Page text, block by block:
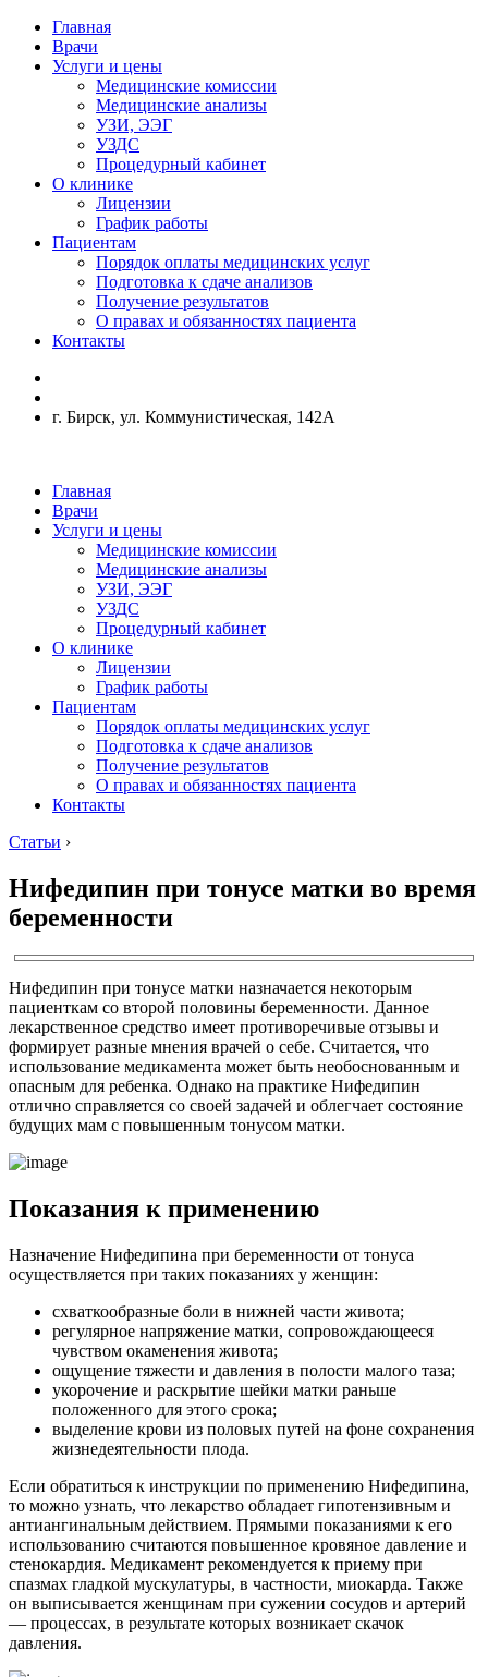
Главная
Врачи
Услуги и цены
Медицинские комиссии
Медицинские анализы
УЗИ, ЭЭГ
УЗДС
Процедурный кабинет
О клинике
Лицензии
График работы
Пациентам
Порядок оплаты медицинских услуг
Подготовка к сдаче анализов
Получение результатов
О правах и обязанностях пациента
Контакты
г. Бирск, ул. Коммунистическая, 142А
Главная
Врачи
Услуги и цены
Медицинские комиссии
Медицинские анализы
УЗИ, ЭЭГ
УЗДС
Процедурный кабинет
О клинике
Лицензии
График работы
Пациентам
Порядок оплаты медицинских услуг
Подготовка к сдаче анализов
Получение результатов
О правах и обязанностях пациента
Контакты
Статьи ›
Нифедипин при тонусе матки во время
беременности
Нифедипин при тонусе матки назначается некоторым
пациенткам со второй половины беременности. Данное
лекарственное средство имеет противоречивые отзывы и
формирует разные мнения врачей о себе. Считается, что
использование медикамента может быть необоснованным и
опасным для ребенка. Однако на практике Нифедипин
отлично справляется со своей задачей и облегчает состояние
будущих мам с повышенным тонусом матки.
Показания к применению
Назначение Нифедипина при беременности от тонуса
осуществляется при таких показаниях у женщин:
схваткообразные боли в нижней части живота;
регулярное напряжение матки, сопровождающееся
чувством окаменения живота;
ощущение тяжести и давления в полости малого таза;
укорочение и раскрытие шейки матки раньше
положенного для этого срока;
выделение крови из половых путей на фоне сохранения
жизнедеятельности плода.
Если обратиться к инструкции по применению Нифедипина,
то можно узнать, что лекарство обладает гипотензивным и
антиангинальным действием. Прямыми показаниями к его
использованию считаются повышенное кровяное давление и
стенокардия. Медикамент рекомендуется к приему при
спазмах гладкой мускулатуры, в частности, миокарда. Также
он выписывается женщинам при сужении сосудов и артерий
— процессах, в результате которых возникает скачок
давления.